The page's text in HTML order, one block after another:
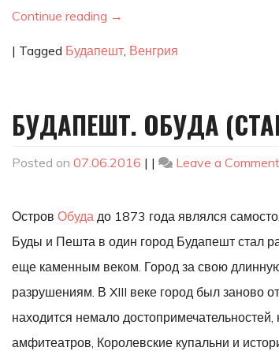
Continue reading →
| Tagged Будапешт, Венгрия
БУДАПЕШТ. ОБУДА
Posted on 07.06.2016 | | Leave a Comment
Остров Обуда до 1873 года являлся
Буды и Пешта в один город Будапешт стал
еще каменным веком. Город за свою
разрушениям. В XIII веке город был заново
находится немало
амфитеатров, Королевские купальни и